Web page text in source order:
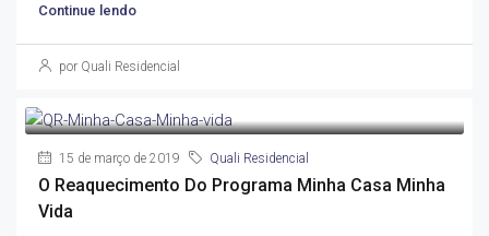
Continue lendo
por Quali Residencial
15 de março de 2019 Quali Residencial
O Reaquecimento Do Programa Minha Casa Minha
Vida